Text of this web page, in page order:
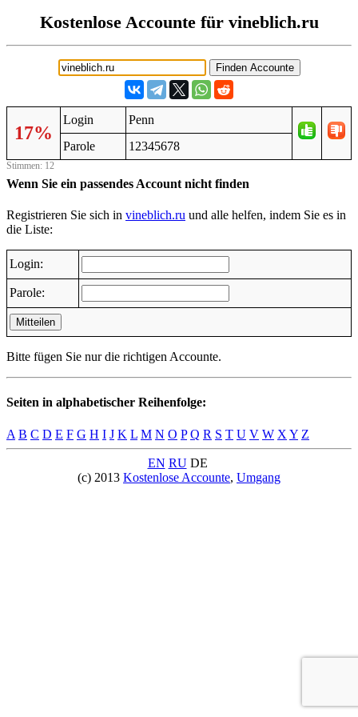
Kostenlose Accounte für vineblich.ru
17%
Login
Penn
Parole
12345678
Stimmen: 12
Wenn Sie ein passendes Account nicht finden
Registrieren Sie sich in vineblich.ru und alle helfen, indem Sie es in
die Liste:
Login:
Parole:
Mitteilen
Bitte fügen Sie nur die richtigen Accounte.
Seiten in alphabetischer Reihenfolge:
A B C D E F G H I J K L M N O P Q R S T U V W X Y Z
EN RUDE
(c) 2013 Kostenlose Accounte, Umgang